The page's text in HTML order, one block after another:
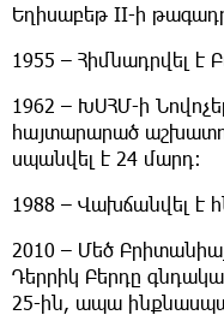
Եղիսաբեթ II-ի
1955 – Հիմնադրվել է
1962 – ԽՍՀՄ-ի
հայտարարած
սպանվել է 24 մարդ։
1988 – Վախճանվել է
2010 – Մեծ
Դերրիկ Բերդը
25-ին, ապա